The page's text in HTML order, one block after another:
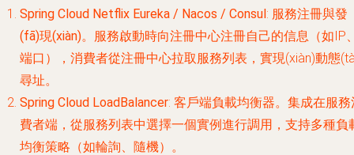
Spring Cloud Netflix Eureka / Nacos / Consul: 服務注冊與發
(fā)現(xiàn)。服務啟動時向注冊中心注冊自己的信息（如IP
端口），消費者從注冊中心拉取服務列表，實現(xiàn)動態
尋址。
Spring Cloud LoadBalancer: 客戶端負載均衡器。集成在服務
費者端，從服務列表中選擇一個實例進行調用，支持多種負
均衡策略（如輪詢、隨機）。